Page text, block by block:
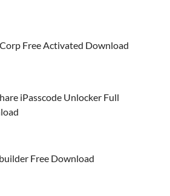
Free Activated Download
iPasscode Unlocker Full
Free Download